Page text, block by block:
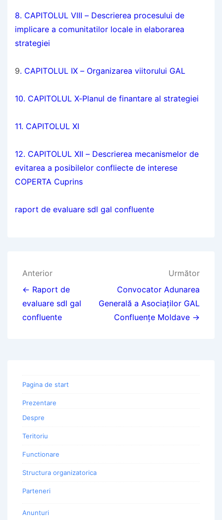
8. CAPITOLUL VIII – Descrierea procesului de
implicare a comunitatilor locale in elaborarea
strategiei
9. CAPITOLUL IX – Organizarea viitorului GAL
10. CAPITOLUL X-Planul de finantare al strategiei
11. CAPITOLUL XI
12. CAPITOLUL XII – Descrierea mecanismelor de
evitarea a posibilelor confliecte de interese
COPERTA Cuprins
raport de evaluare sdl gal confluente
Navigare
în
articole
Anterior
← Raport de
evaluare sdl gal
confluente
Următor
Convocator Adunarea
Generală a Asociaților GAL
Confluențe Moldave →
Pagina de start
Prezentare
Despre
Teritoriu
Functionare
Structura organizatorica
Parteneri
Anunturi